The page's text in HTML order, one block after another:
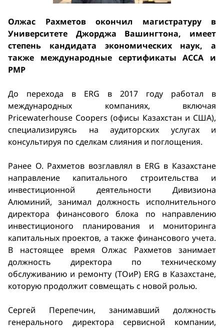
Олжас Рахметов окончил магистратуру в
Университете Джорджа Вашингтона, имеет
степень кандидата экономических наук, а
также международные сертификаты АССА и
PMP
До перехода в ERG в 2017 году работал в
международных компаниях, включая
Pricewaterhouse Coopers (офисы Казахстан и США),
специализируясь на аудиторских услугах и
консультируя по сделкам слияния и поглощения.
Ранее О. Рахметов возглавлял в ERG в Казахстане
направление капитального строительства и
инвестиционной деятельности Дивизиона
Алюминий, занимал должность исполнительного
директора финансового блока по направлению
инвестиционого планирования и мониторинга
капитальных проектов, а также финансового учета.
В настоящее время Олжас Рахметов занимает
должность директора по техническому
обслуживанию и ремонту (ТОиР) ERG в Казахстане,
которую продолжит совмещать с новой ролью.
Сергей Перепечин, занимавший должность
генерального директора сервисной компании,